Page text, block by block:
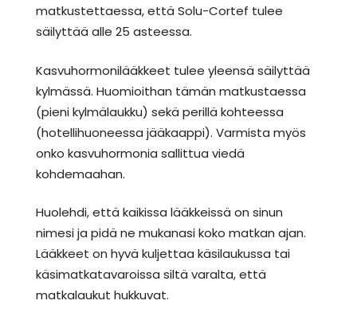
matkustettaessa, että Solu-Cortef tulee
säilyttää alle 25 asteessa.
Kasvuhormonilääkkeet tulee yleensä säilyttää
kylmässä. Huomioithan tämän matkustaessa
(pieni kylmälaukku) sekä perillä kohteessa
(hotellihuoneessa jääkaappi). Varmista myös
onko kasvuhormonia sallittua viedä
kohdemaahan.
Huolehdi, että kaikissa lääkkeissä on sinun
nimesi ja pidä ne mukanasi koko matkan ajan.
Lääkkeet on hyvä kuljettaa käsilaukussa tai
käsimatkatavaroissa siltä varalta, että
matkalaukut hukkuvat.